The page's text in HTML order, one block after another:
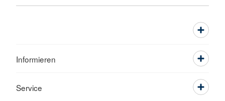
Informieren
Service